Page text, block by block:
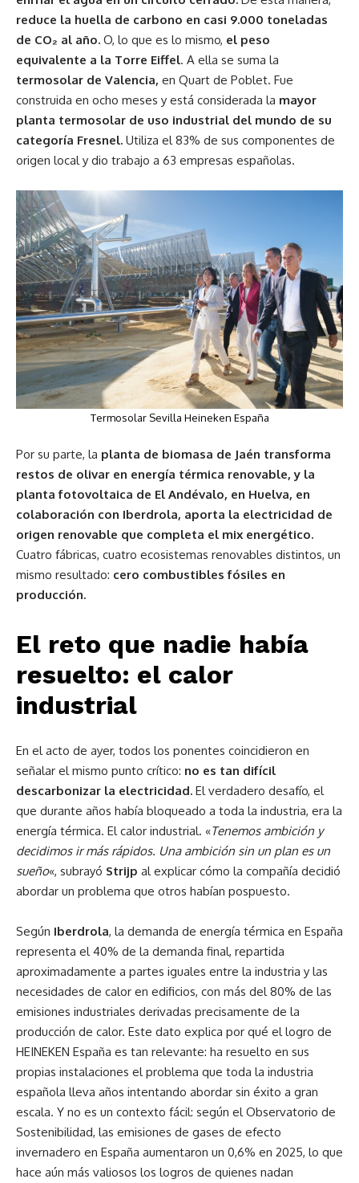
reduce la huella de carbono en casi 9.000 toneladas
de CO₂ al año. O, lo que es lo mismo, el peso
equivalente a la Torre Eiffel. A ella se suma la
termosolar de Valencia, en Quart de Poblet. Fue
construida en ocho meses y está considerada la mayor
planta termosolar de uso industrial del mundo de su
categoría Fresnel. Utiliza el 83% de sus componentes de
origen local y dio trabajo a 63 empresas españolas.
Termosolar Sevilla Heineken España
Por su parte, la planta de biomasa de Jaén transforma
restos de olivar en energía térmica renovable, y la
planta fotovoltaica de El Andévalo, en Huelva, en
colaboración con Iberdrola, aporta la electricidad de
origen renovable que completa el mix energético.
Cuatro fábricas, cuatro ecosistemas renovables distintos, un
mismo resultado: cero combustibles fósiles en
producción.
El reto que nadie había
resuelto: el calor
industrial
En el acto de ayer, todos los ponentes coincidieron en
señalar el mismo punto crítico: no es tan difícil
descarbonizar la electricidad. El verdadero desafío, el
que durante años había bloqueado a toda la industria, era la
energía térmica. El calor industrial. «Tenemos ambición y
decidimos ir más rápidos. Una ambición sin un plan es un
sueño«, subrayó Strijp al explicar cómo la compañía decidió
abordar un problema que otros habían pospuesto.
Según Iberdrola, la demanda de energía térmica en España
representa el 40% de la demanda final, repartida
aproximadamente a partes iguales entre la industria y las
necesidades de calor en edificios, con más del 80% de las
emisiones industriales derivadas precisamente de la
producción de calor. Este dato explica por qué el logro de
HEINEKEN España es tan relevante: ha resuelto en sus
propias instalaciones el problema que toda la industria
española lleva años intentando abordar sin éxito a gran
escala. Y no es un contexto fácil: según el Observatorio de
Sostenibilidad, las emisiones de gases de efecto
invernadero en España aumentaron un 0,6% en 2025, lo que
hace aún más valiosos los logros de quienes nadan